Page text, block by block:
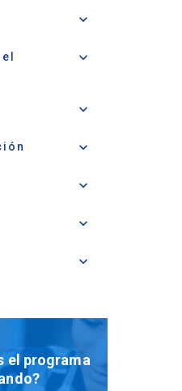
keyboard_arrow_down
keyboard_arrow_down
keyboard_arrow_down
keyboard_arrow_down
keyboard_arrow_down
keyboard_arrow_down
keyboard_arrow_down
el programa